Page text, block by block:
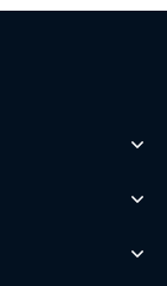
yang rekanan